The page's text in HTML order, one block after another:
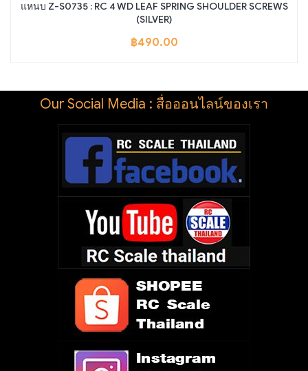
แหนบ Z-S0735 : RC 4 WD LEAF SPRING SHOULDER SCREWS
(SILVER)
฿490.00
Our Social Media : สื่อออนไลน์ของเรา